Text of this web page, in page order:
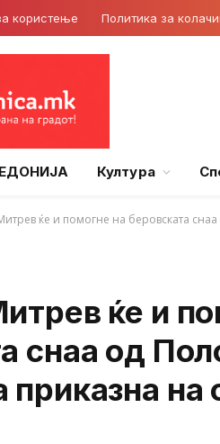
користење Политика за
Култура
ќе и помогне на беровската
ќе и
снаа од
приказна на